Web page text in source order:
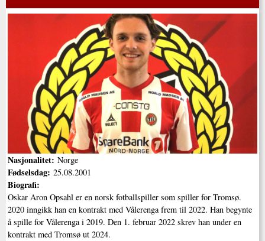
Nasjonalitet: Norge
Fødselsdag: 25.08.2001
Biografi:
Oskar Aron Opsahl er en norsk fotballspiller som spiller for Tromsø.
2020 inngikk han en kontrakt med Vålerenga frem til 2022. Han begynte
å spille for Vålerenga i 2019. Den 1. februar 2022 skrev han under en
kontrakt med Tromsø ut 2024.